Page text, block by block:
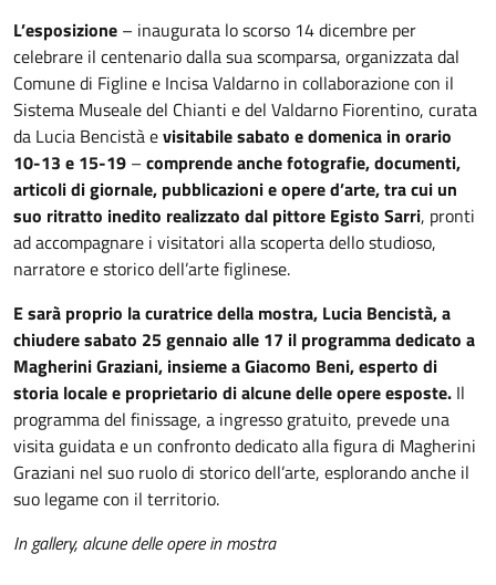
L’esposizione – inaugurata lo scorso 14 dicembre per
celebrare il centenario dalla sua scomparsa, organizzata dal
Comune di Figline e Incisa Valdarno in collaborazione con il
Sistema Museale del Chianti e del Valdarno Fiorentino, curata
da Lucia Bencistà evisitabile sabato e domenica in orario
10-13 e 15-19 – comprende anche fotografie, documenti,
articoli di giornale, pubblicazioni e opere d’arte, tra cui un
suo ritratto inedito realizzato dal pittore Egisto Sarri, pronti
ad accompagnare i visitatori alla scoperta dello studioso,
narratore e storico dell’arte figlinese.
E sarà proprio la curatrice della mostra, Lucia Bencistà, a
chiudere sabato 25 gennaio alle 17 il programma dedicato a
Magherini Graziani, insieme a Giacomo Beni, esperto di
storia locale e proprietario di alcune delle opere esposte. Il
programma del finissage, a ingresso gratuito, prevede una
visita guidata e un confronto dedicato alla figura di Magherini
Graziani nel suo ruolo di storico dell’arte, esplorando anche il
suo legame con il territorio.
In gallery, alcune delle opere in mostra